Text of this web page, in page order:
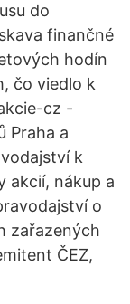
do
finančné
hodín
čo viedlo k
cz -
Praha a
k
akcií, nákup a
o
zařazených
ČEZ,